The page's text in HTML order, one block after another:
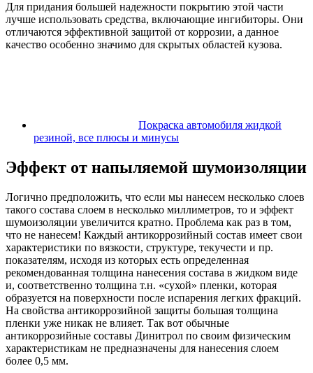
Для придания большей надежности покрытию этой части
лучше использовать средства, включающие ингибиторы. Они
отличаются эффективной защитой от коррозии, а данное
качество особенно значимо для скрытых областей кузова.
Покраска автомобиля жидкой
резиной, все плюсы и минусы
Эффект от напыляемой шумоизоляции
Логично предположить, что если мы нанесем несколько слоев
такого состава слоем в несколько миллиметров, то и эффект
шумоизоляции увеличится кратно. Проблема как раз в том,
что не нанесем! Каждый антикоррозийный состав имеет свои
характеристики по вязкости, структуре, текучести и пр.
показателям, исходя из которых есть определенная
рекомендованная толщина нанесения состава в жидком виде
и, соответственно толщина т.н. «сухой» пленки, которая
образуется на поверхности после испарения легких фракций.
На свойства антикоррозийной защиты большая толщина
пленки уже никак не влияет. Так вот обычные
антикоррозийные составы Динитрол по своим физическим
характеристикам не предназначены для нанесения слоем
более 0,5 мм.